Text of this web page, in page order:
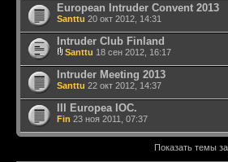
European Intruder Convent 2013
Santtu 20 окт 2012, 14:31
Intruder Club Finland
Santtu 18 сен 2012, 16:17
Intruder Meeting 2013
Santtu 22 окт 2012, 14:37
III Europea IOC.
Fin 23 ноя 2011, 07:37
Показать темы